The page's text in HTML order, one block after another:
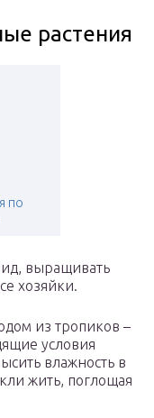
растения
по
выращивать
хозяйки.
из тропиков –
условия
влажность в
жить, поглощая